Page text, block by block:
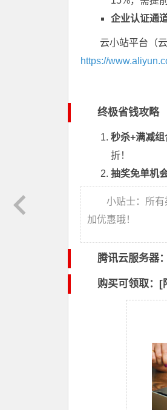
企业认证通
云小站平台（
https://
终极省钱攻略
秒杀+满减组
折！
抽奖免单机
小贴士：所
加优惠哦！
腾讯云服务器
购买可领取：[